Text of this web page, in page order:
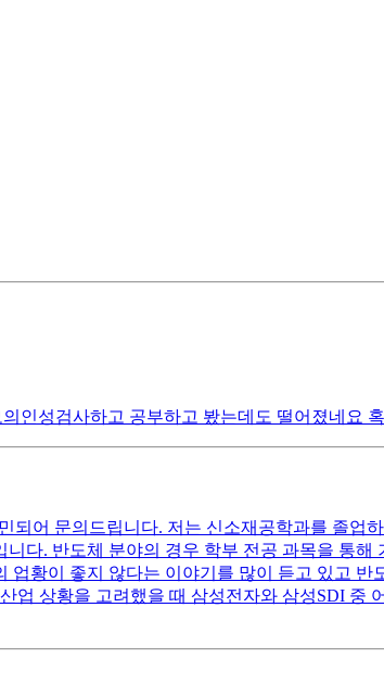
인성검사하고 공부하고 봤는데도 떨어졌네요
어 문의드립니다. 저는 신소재공학과를 졸업
다. 반도체 분야의 경우 학부 전공 과목을 통해
황이 좋지 않다는 이야기를 많이 듣고 있고 반
상황을 고려했을 때 삼성전자와 삼성SDI 중